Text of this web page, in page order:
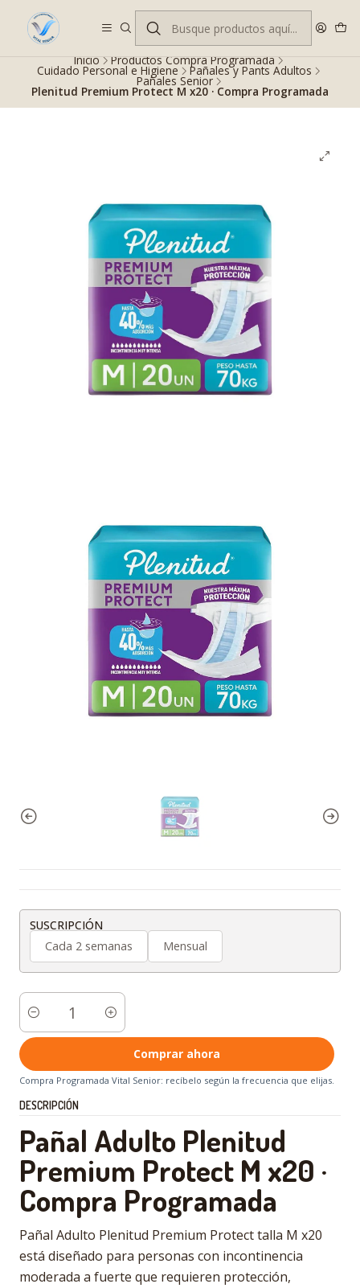
Despacho gratis en RM desde $100.000. Revisa las condiciones.
Inicio Productos Compra Programada
Cuidado Personal e Higiene Pañales y Pants Adultos
Pañales Senior
Plenitud Premium Protect M x20 · Compra Programada
SUSCRIPCIÓN
Cada 2 semanas
Mensual
Cantidad
Comprar ahora
Compra Programada Vital Senior: recíbelo según la frecuencia que elijas.
DESCRIPCIÓN
Pañal Adulto Plenitud
Premium Protect M x20 ·
Compra Programada
Pañal Adulto Plenitud Premium Protect talla M x20
está diseñado para personas con incontinencia
moderada a fuerte que requieren protección,